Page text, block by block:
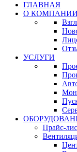
ГЛАВНАЯ
О КОМПАНИИ
УСЛУГИ
Прайс-